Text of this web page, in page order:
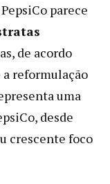
parece
de acordo
a reformulação
uma
desde
crescente foco